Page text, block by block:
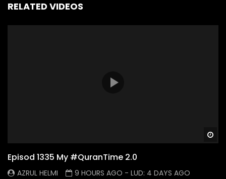
RELATED VIDEOS
Episod 1335 My #QuranTime 2.0
AZRUL HELMI 9 HOURS AGO - LUD: 4 DAYS AGO